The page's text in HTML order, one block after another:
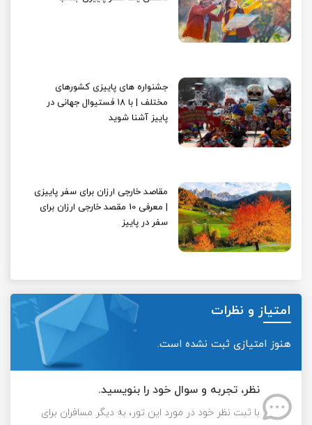
جشنواره های پاییزی کشورهای
مختلف | با 18 فستیوال جهانی در
پاییز آشنا شوید
مقاصد خارجی ارزان برای سفر پاییزی
| معرفی 10 مقصد خارجی ارزان برای
سفر در پاییز
امتیاز و نظرات
هنوز امتیازی ثبت نشده است.
نظر، تجربه و سوال خود را بنویسید.
با ثبت نظر خود در مورد این تور، به دیگر مسافران برای